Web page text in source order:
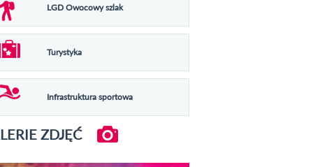
LGD Owocowy szlak
Turystyka
Infrastruktura sportowa
ZDJĘĆ